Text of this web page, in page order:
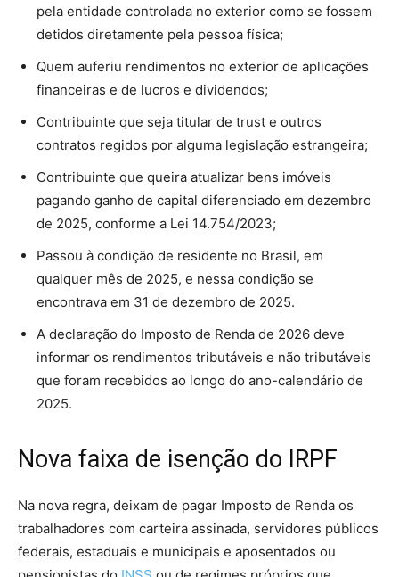
pela entidade controlada no exterior como se fossem
detidos diretamente pela pessoa física;
Quem auferiu rendimentos no exterior de aplicações
financeiras e de lucros e dividendos;
Contribuinte que seja titular de trust e outros
contratos regidos por alguma legislação estrangeira;
Contribuinte que queira atualizar bens imóveis
pagando ganho de capital diferenciado em dezembro
de 2025, conforme a Lei 14.754/2023;
Passou à condição de residente no Brasil, em
qualquer mês de 2025, e nessa condição se
encontrava em 31 de dezembro de 2025.
A declaração do Imposto de Renda de 2026 deve
informar os rendimentos tributáveis e não tributáveis
que foram recebidos ao longo do ano-calendário de
2025.
Nova faixa de isenção do IRPF
Na nova regra, deixam de pagar Imposto de Renda os
trabalhadores com carteira assinada, servidores públicos
federais, estaduais e municipais e aposentados ou